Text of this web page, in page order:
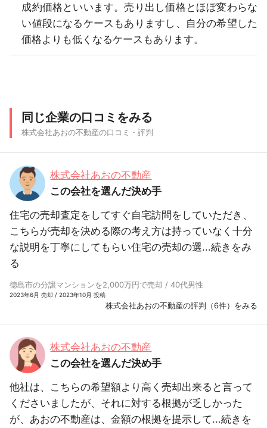
成約価格といいます。売り出し価格とほぼ変わらな
い値段になるケースもありますし、自分の希望した
価格よりも低くなるケースもあります。
同じ企業の口コミをみる
株式会社あおの不動産の口コミ・評判
株式会社あおの不動産
この会社を選んだ決め手
住宅の売却査定をしてすぐ自宅訪問をしていただき、
こちらが売却を決める際の考え方は持っていなく十分
な説明を丁寧にしてもらい住宅の売却の選...続きをみ
る
徳島市の分譲マンションを2,000万円で売却 / 40代男性
2023年6月 売却 / 2023年10月 投稿
株式会社あおの不動産の評判（6件）をみる
株式会社あおの不動産
この会社を選んだ決め手
他社は、こちらの希望額より高く売却出来ると言って
くださいましたが、それに対する根拠が乏しかった
が、あおの不動産は、金額の根拠を提示して...続きを